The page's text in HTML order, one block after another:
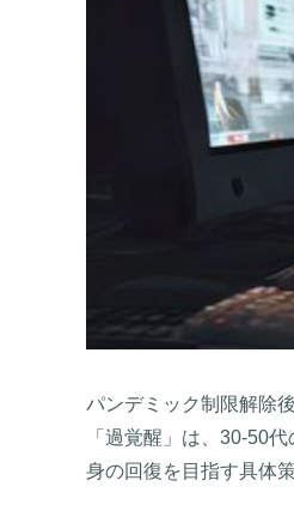
パンデミック制限解除
「過覚醒」は、30-50
身の回復を目指す具体